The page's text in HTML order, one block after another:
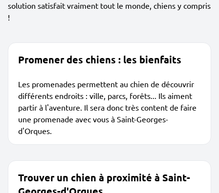
solution satisfait vraiment tout le monde, chiens y compris
!
Promener des chiens : les bienfaits
Les promenades permettent au chien de découvrir
différents endroits : ville, parcs, forêts... Ils aiment
partir à l'aventure. Il sera donc très content de faire
une promenade avec vous à Saint-Georges-
d'Orques.
Trouver un chien à proximité à Saint-